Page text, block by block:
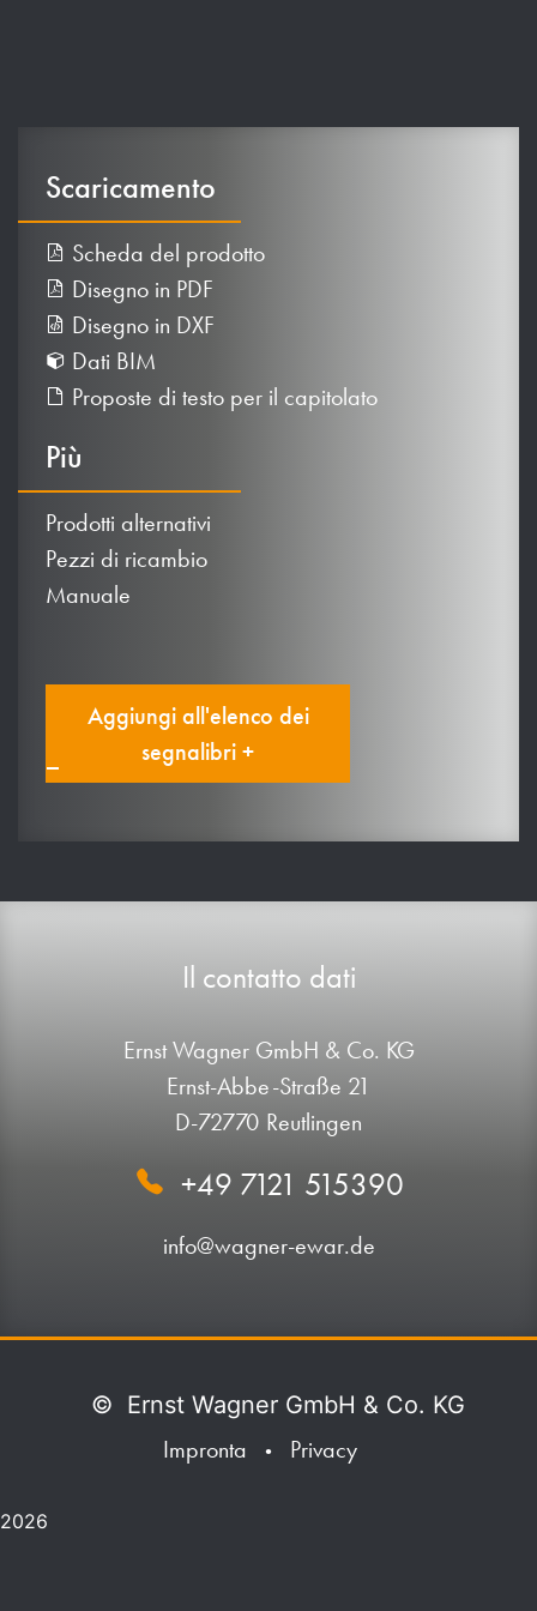
Scaricamento
Scheda del prodotto
Disegno in PDF
Disegno in DXF
Dati BIM
Proposte di testo per il capitolato
Più
Prodotti alternativi
Pezzi di ricambio
Manuale
Aggiungi all'elenco dei
segnalibri +
Il contatto dati
Ernst Wagner GmbH & Co. KG
Ernst-Abbe-Straße 21
D-72770 Reutlingen
+49 7121 515390
info@wagner-ewar.de
© Ernst Wagner GmbH & Co. KG
Impronta
• Privacy
2026